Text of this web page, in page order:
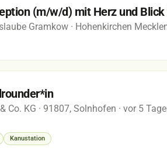
(m/w/d) mit Herz und
Gramkow · Hohenkirchen
Co. KG · 91807, Solnhofen · vor 5
Kanustation